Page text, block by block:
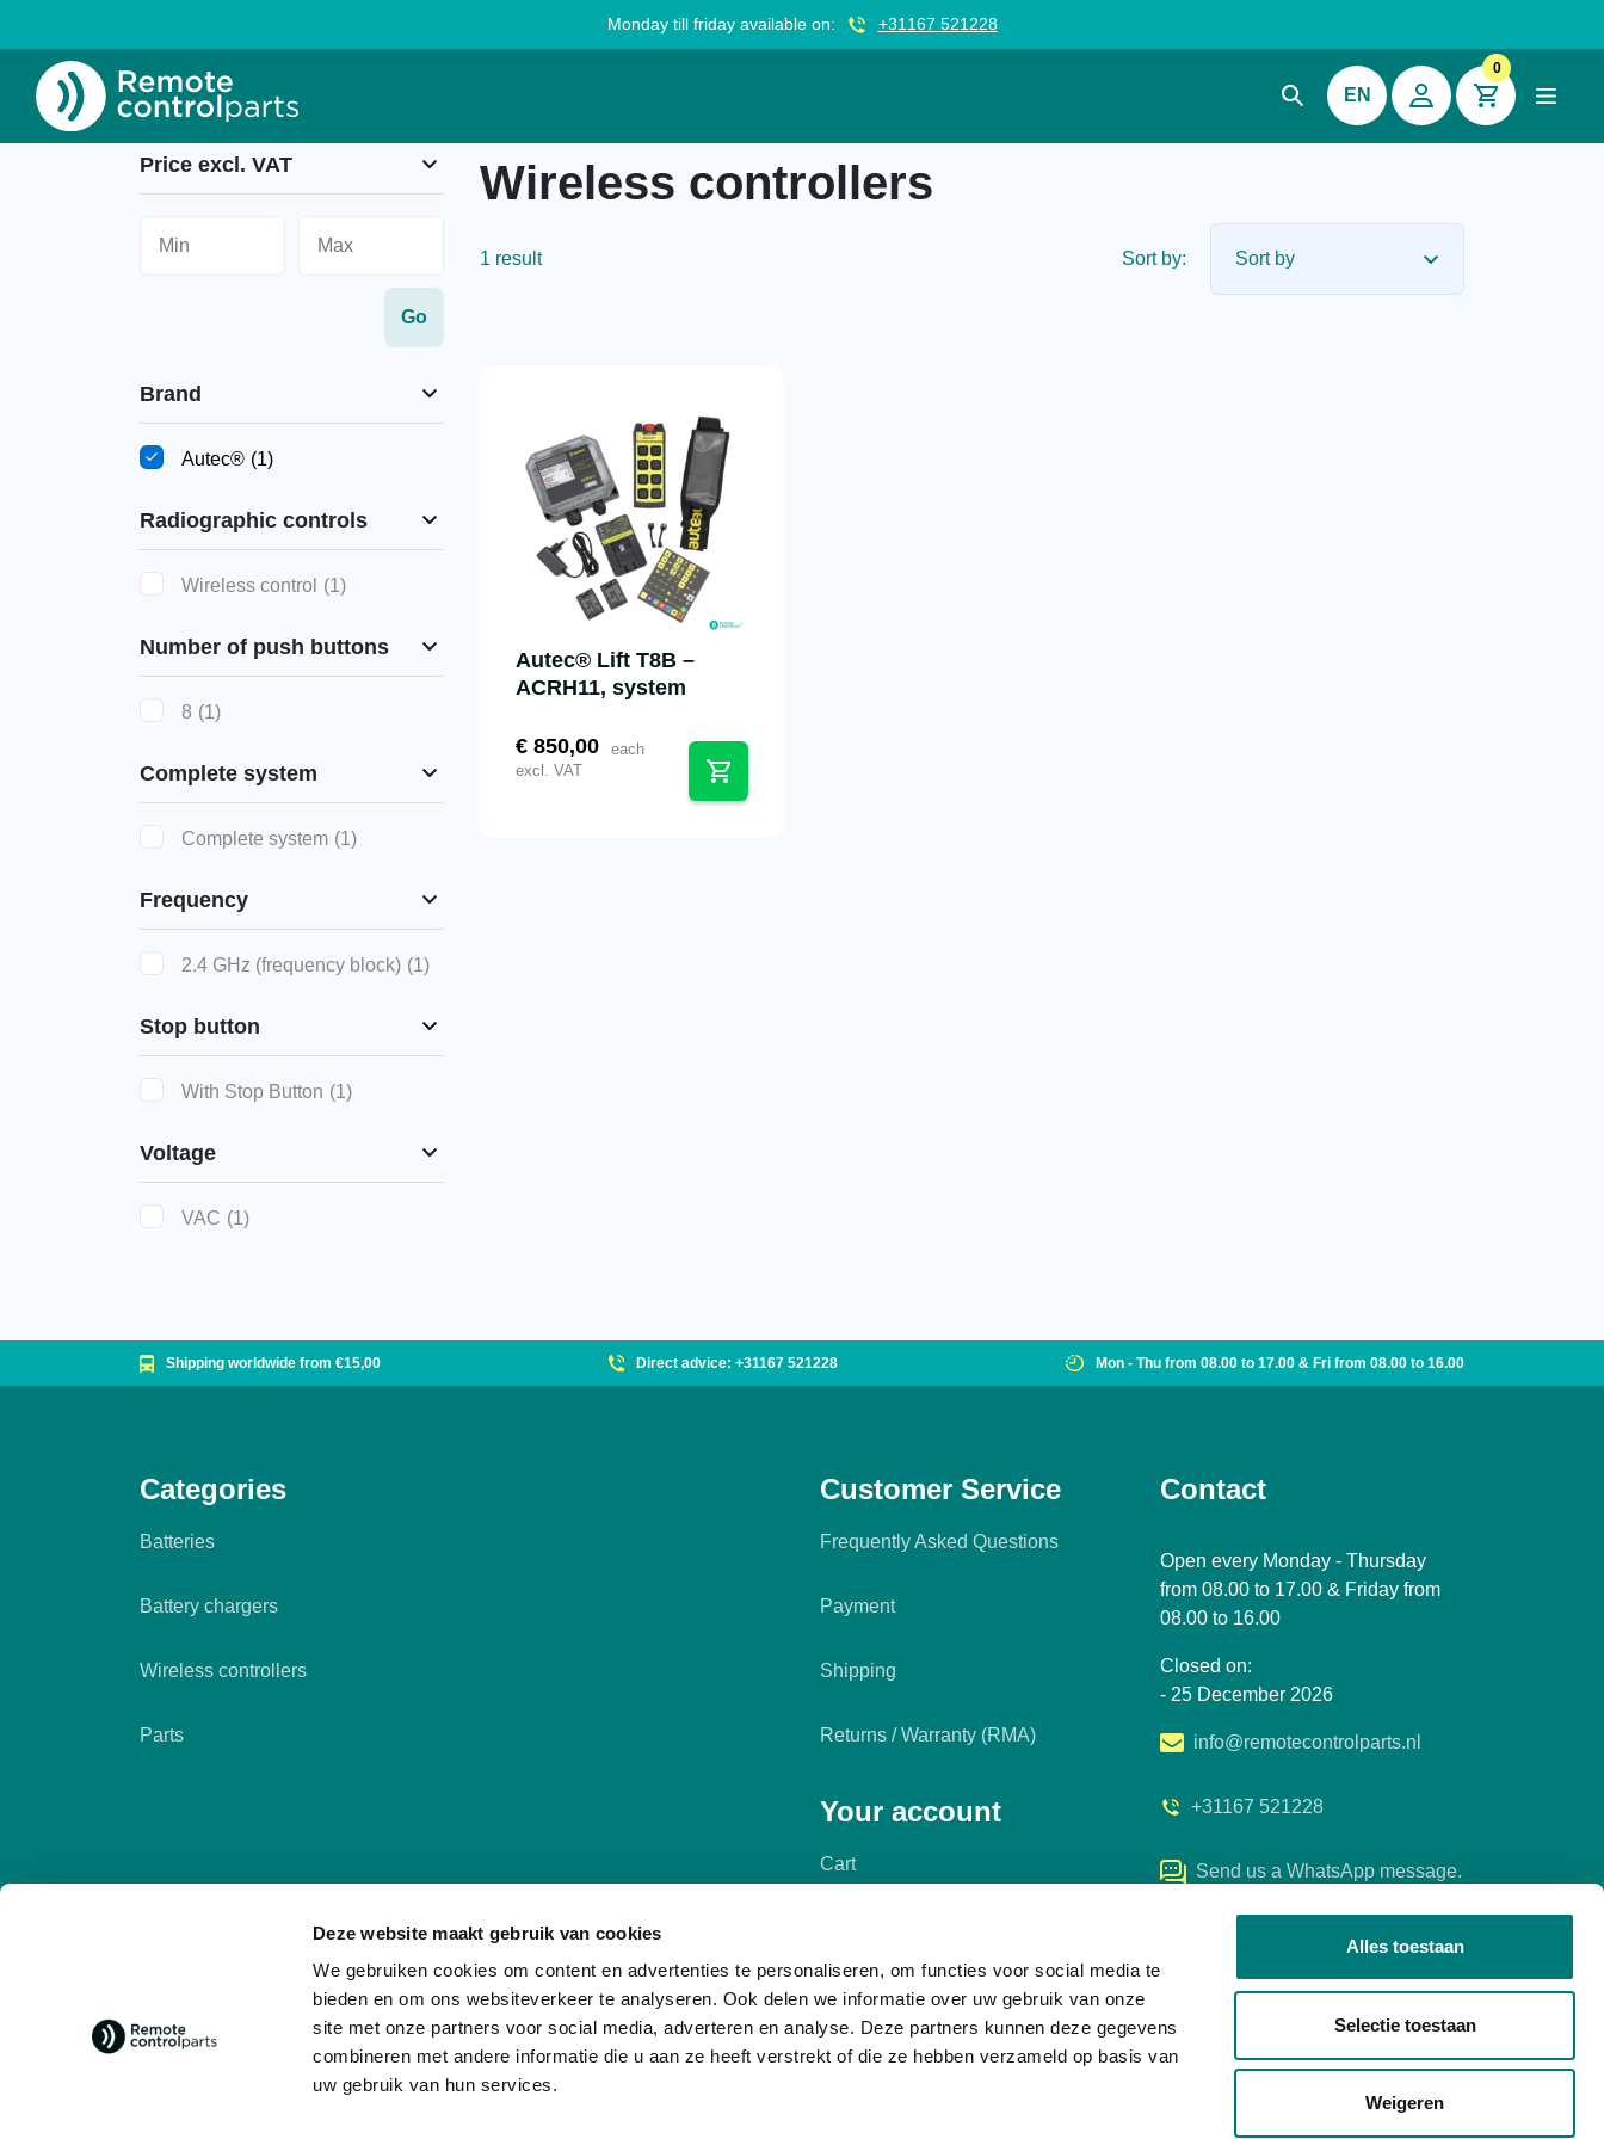
Deze website maakt gebruik van cookies
We gebruiken cookies om content en advertenties te personaliseren, om functies voor social media te
bieden en om ons websiteverkeer te analyseren. Ook delen we informatie over uw gebruik van onze
site met onze partners voor social media, adverteren en analyse. Deze partners kunnen deze gegevens
combineren met andere informatie die u aan ze heeft verstrekt of die ze hebben verzameld op basis van
uw gebruik van hun services.
Alles toestaan
Selectie toestaan
Weigeren
Monday till friday available on: +31167 521228
EN
0
»
Price excl. VAT
Brand
Autec® (1)
Radiographic controls
Wireless control (1)
Number of push buttons
8 (1)
Complete system
Complete system (1)
Frequency
2.4 GHz (frequency block) (1)
Stop button
With Stop Button (1)
Voltage
VAC (1)
Wireless controllers
1 result Sort by:
Autec® Lift T8B –
ACRH11, system
€ 850,00
each
excl. VAT
Shipping worldwide from €15,00 Direct advice: +31167 521228 Mon - Thu from 08.00 to 17.00 & Fri from 08.00 to 16.00
Categories
Batteries
Battery chargers
Wireless controllers
Parts
Customer Service
Frequently Asked Questions
Payment
Shipping
Returns / Warranty (RMA)
Your account
Cart
Contact
Open every Monday - Thursday
from 08.00 to 17.00 & Friday from
08.00 to 16.00
Closed on:
- 25 December 2026
info@remotecontrolparts.nl
+31167 521228
Send us a WhatsApp message.
social media